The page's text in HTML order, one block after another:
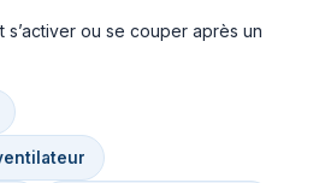
ou se couper après un